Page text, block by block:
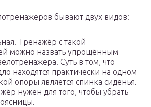
бывают двух видов:
Тренажёр с такой
можно назвать упрощённым
Суть в том, что
находятся практически на одном
опоры является спинка сиденья.
нужен для того, чтобы убрать